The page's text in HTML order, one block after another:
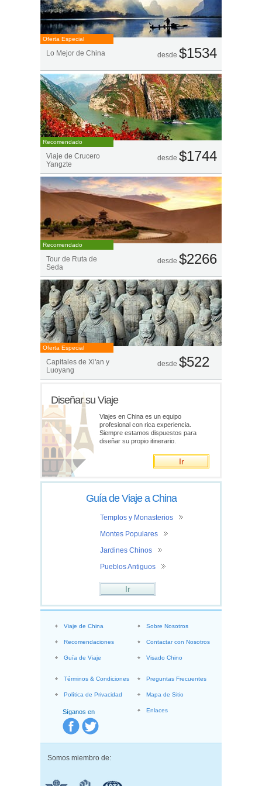
Oferta Especial
Lo Mejor de China desde $1534
Recomendado
Viaje de Crucero
Yangzte
desde $1744
Recomendado
Tour de Ruta de
Seda
desde $2266
Oferta Especial
Capitales de Xi'an y
Luoyang
desde $522
Diseñar su Viaje
Viajes en China es un equipo
profesional con rica experiencia.
Siempre estamos dispuestos para
diseñar su propio itinerario.
Ir
Guía de Viaje a China
Templos y Monasterios
Montes Populares
Jardines Chinos
Pueblos Antiguos
Ir
Síganos en
Viaje de China
Recomendaciones
Guía de Viaje
Sobre Nosotros
Contactar con Nosotros
Visado Chino
Términos & Condiciones
Política de Privacidad
Preguntas Frecuentes
Mapa de Sitio
Enlaces
Somos miembro de: